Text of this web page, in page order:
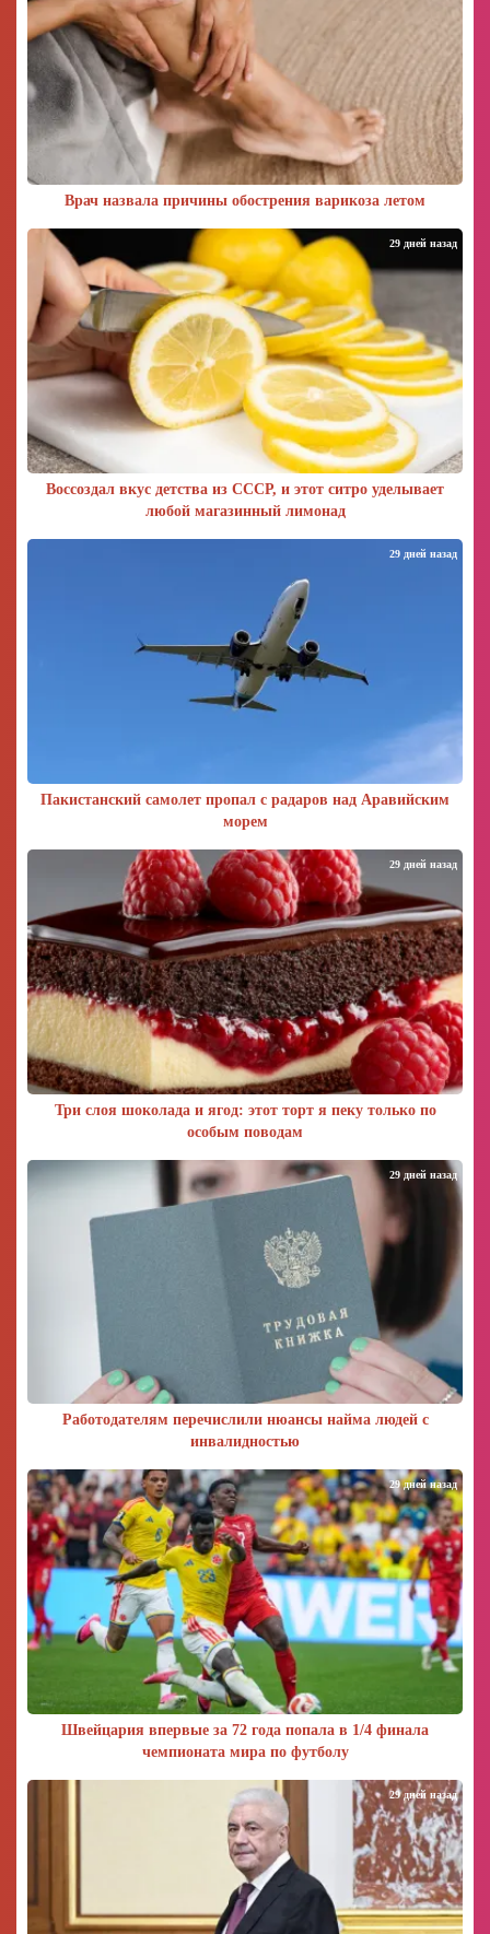
Врач назвала причины обострения варикоза летом
Воссоздал вкус детства из СССР, и этот ситро уделывает
любой магазинный лимонад
29 дней назад
Пакистанский самолет пропал с радаров над Аравийским
морем
29 дней назад
Три слоя шоколада и ягод: этот торт я пеку только по
особым поводам
29 дней назад
Работодателям перечислили нюансы найма людей с
инвалидностью
29 дней назад
Швейцария впервые за 72 года попала в 1/4 финала
чемпионата мира по футболу
29 дней назад
29 дней назад